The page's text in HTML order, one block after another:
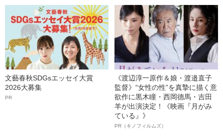
文藝春秋SDGsエッセイ大賞
2026大募集
PR
《渡辺淳一原作＆娘・渡邉直子
監督》“女性の性”を真摯に描く意
欲作に黒木瞳・西岡德馬・吉田
羊が出演決定！《映画『月がみ
ている』》
PR（キノフィルムズ）